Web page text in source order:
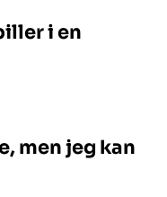
i en
men jeg kan